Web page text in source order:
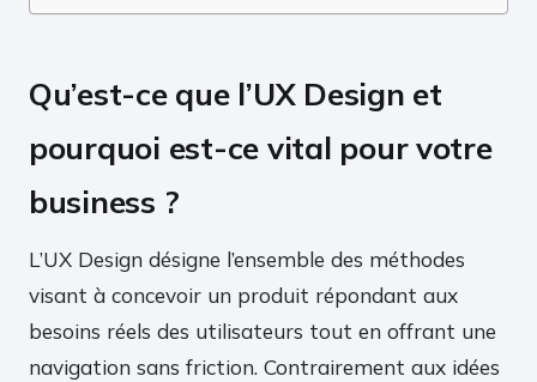
Qu’est-ce que l’UX Design et
pourquoi est-ce vital pour votre
business ?
L’UX Design désigne l’ensemble des méthodes
visant à concevoir un produit répondant aux
besoins réels des utilisateurs tout en offrant une
navigation sans friction. Contrairement aux idées